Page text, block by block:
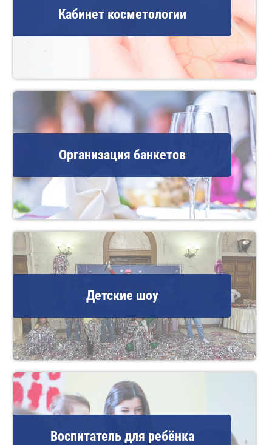
Кабинет косметологии
Организация банкетов
Детские шоу
Воспитатель для ребёнка